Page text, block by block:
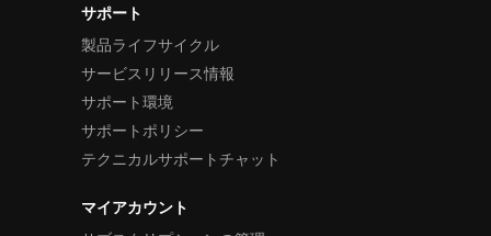
サポート
製品ライフサイクル
サービスリリース情報
サポート環境
サポートポリシー
テクニカルサポートチャット
マイアカウント